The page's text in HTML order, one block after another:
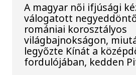
A magyar női ifjúsági
válogatott
romániai korosztályos
világbajnokságon,
legyőzte Kínát a
fordulójában, kedden